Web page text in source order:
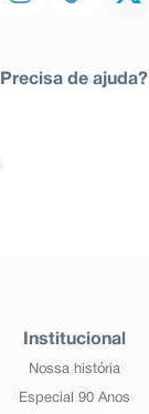
Precisa de ajuda?
Institucional
Nossa história
Especial 90 Anos